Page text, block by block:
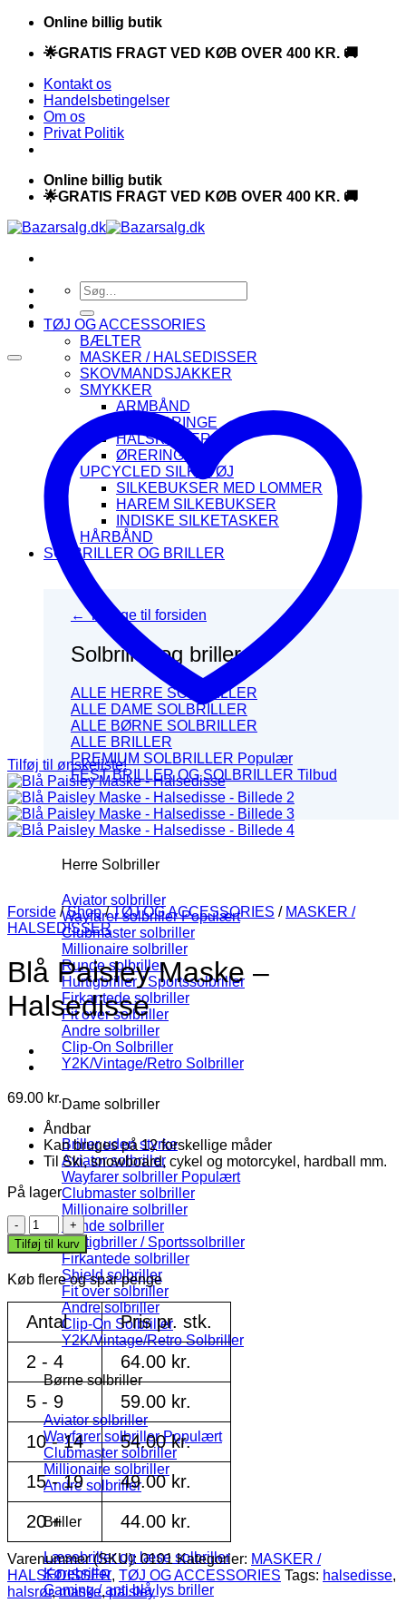
Fortsæt
indhold
Online billig butik
🌟GRATIS FRAGT VED KØB OVER 400 KR. 🚚
Kontakt os
Handelsbetingelser
Om os
Privat Politik
Online billig butik
🌟GRATIS FRAGT VED KØB OVER 400 KR. 🚚
Søg
efter:
TØJ OG ACCESSORIES
BÆLTER
MASKER / HALSEDISSER
SKOVMANDSJAKKER
SMYKKER
ARMBÅND
FINGERRINGE
HALSKÆDER
ØRERINGE
UPCYCLED SILKETØJ
SILKEBUKSER MED LOMMER
HAREM SILKEBUKSER
INDISKE SILKETASKER
HÅRBÅND
SOLBRILLER OG BRILLER
← Tilbage til forsiden
Solbriller og briller
ALLE HERRE SOLBRILLER
ALLE DAME SOLBRILLER
ALLE BØRNE SOLBRILLER
ALLE BRILLER
PREMIUM SOLBRILLER
FEST BRILLER OG SOLBRILLER
Herre Solbriller
Aviator solbriller
Wayfarer solbriller
Clubmaster solbriller
Millionaire solbriller
Runde solbriller
Hurtigbriller / Sportssolbriller
Firkantede solbriller
Fit over solbriller
Andre solbriller
Clip-On Solbriller
Y2K/Vintage/Retro Solbriller
Dame solbriller
Briller uden styrke
Aviator solbriller
Wayfarer solbriller
Clubmaster solbriller
Millionaire solbriller
Runde solbriller
Hurtigbriller / Sportssolbriller
Firkantede solbriller
Shield solbriller
Fit over solbriller
Andre solbriller
Clip-On Solbriller
Y2K/Vintage/Retro Solbriller
Børne solbriller
Aviator solbriller
Wayfarer solbriller
Clubmaster solbriller
Millionaire solbriller
Andre solbriller
Briller
Læsebriller og læse solbriller
Kørebriller
Gaming / anti blå lys briller
Tilføj til ønskeliste!
Forside / Shop / TØJ OG ACCESSORIES / MASKER /
HALSEDISSER
Blå Paisley Maske –
Halsedisse
69.00 kr.
Åndbar
Kan bruges på 12 forskellige måder
Til Ski, snowboard, cykel og motorcykel, hardball mm.
På lager
Blå
Paisley
Maske
-
Halsedisse
antal
Tilføj til kurv
Køb flere og spar penge
Antal
Pris pr. stk.
2 - 4
64.00 kr.
5 - 9
59.00 kr.
10 - 14
54.00kr.
15 - 19
49.00 kr.
20 +
44.00 kr.
Varenummer (SKU): 0101 Kategorier: MASKER /
HALSEDISSER, TØJ OG ACCESSORIES Tags: halsedisse,
halsrør,maske,paisley